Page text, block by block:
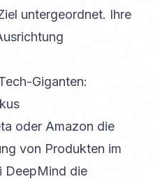
untergeordnet. Ihre
Giganten:
oder Amazon die
von Produkten im
DeepMind die